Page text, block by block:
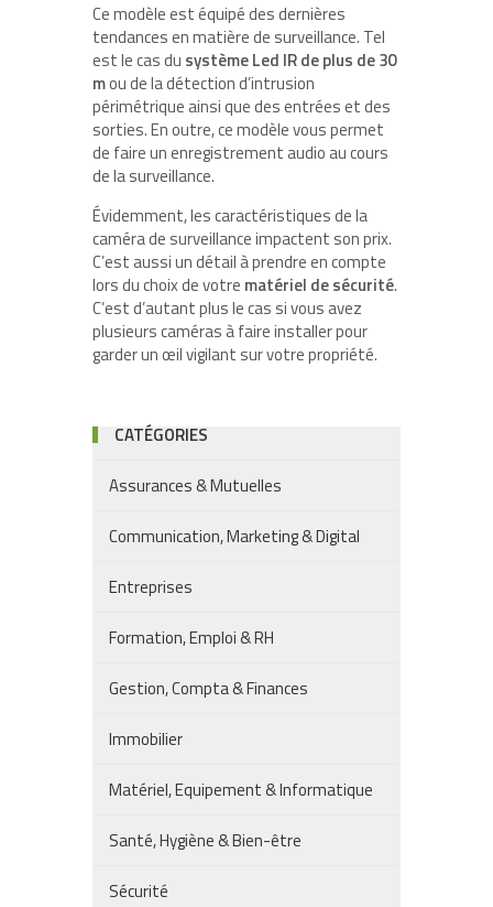
Ce modèle est équipé des dernières
tendances en matière de surveillance. Tel
est le cas du système Led IR de plus de 30
mou de la détection d’intrusion
périmétrique ainsi que des entrées et des
sorties. En outre, ce modèle vous permet
de faire un enregistrement audio au cours
de la surveillance.
Évidemment, les caractéristiques de la
caméra de surveillance impactent son prix.
C’est aussi un détail à prendre en compte
lors du choix de votre matériel de sécurité.
C’est d’autant plus le cas si vous avez
plusieurs caméras à faire installer pour
garder un œil vigilant sur votre propriété.
CATÉGORIES
Assurances & Mutuelles
Communication, Marketing & Digital
Entreprises
Formation, Emploi & RH
Gestion, Compta & Finances
Immobilier
Matériel, Equipement & Informatique
Santé, Hygiène & Bien-être
Sécurité